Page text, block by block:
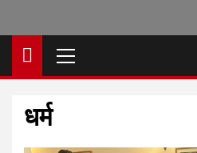
Menu
धर्म